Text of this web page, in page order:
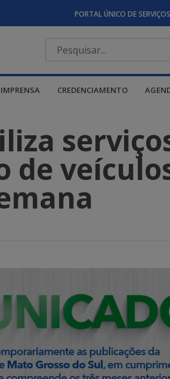
PORTAL ÚNICO DE SERVIÇOS
CREDENCIAMENTO
de